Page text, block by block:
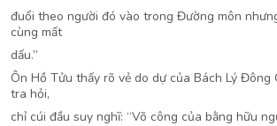
đuổi theo người đó vào trong Đường môn
cùng mất
dấu.”
Ôn Hồ Tửu thấy rõ vẻ do dự của Bách Lý Đông
tra hỏi,
chỉ cúi đầu suy nghĩ: “Võ công của bằng hữu